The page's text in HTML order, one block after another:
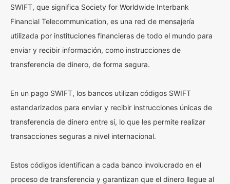
SWIFT, que significa Society for Worldwide Interbank
Financial Telecommunication, es una red de mensajería
utilizada por instituciones financieras de todo el mundo para
enviar y recibir información, como instrucciones de
transferencia de dinero, de forma segura.
En un pago SWIFT, los bancos utilizan códigos SWIFT
estandarizados para enviar y recibir instrucciones únicas de
transferencia de dinero entre sí, lo que les permite realizar
transacciones seguras a nivel internacional.
Estos códigos identifican a cada banco involucrado en el
proceso de transferencia y garantizan que el dinero llegue al